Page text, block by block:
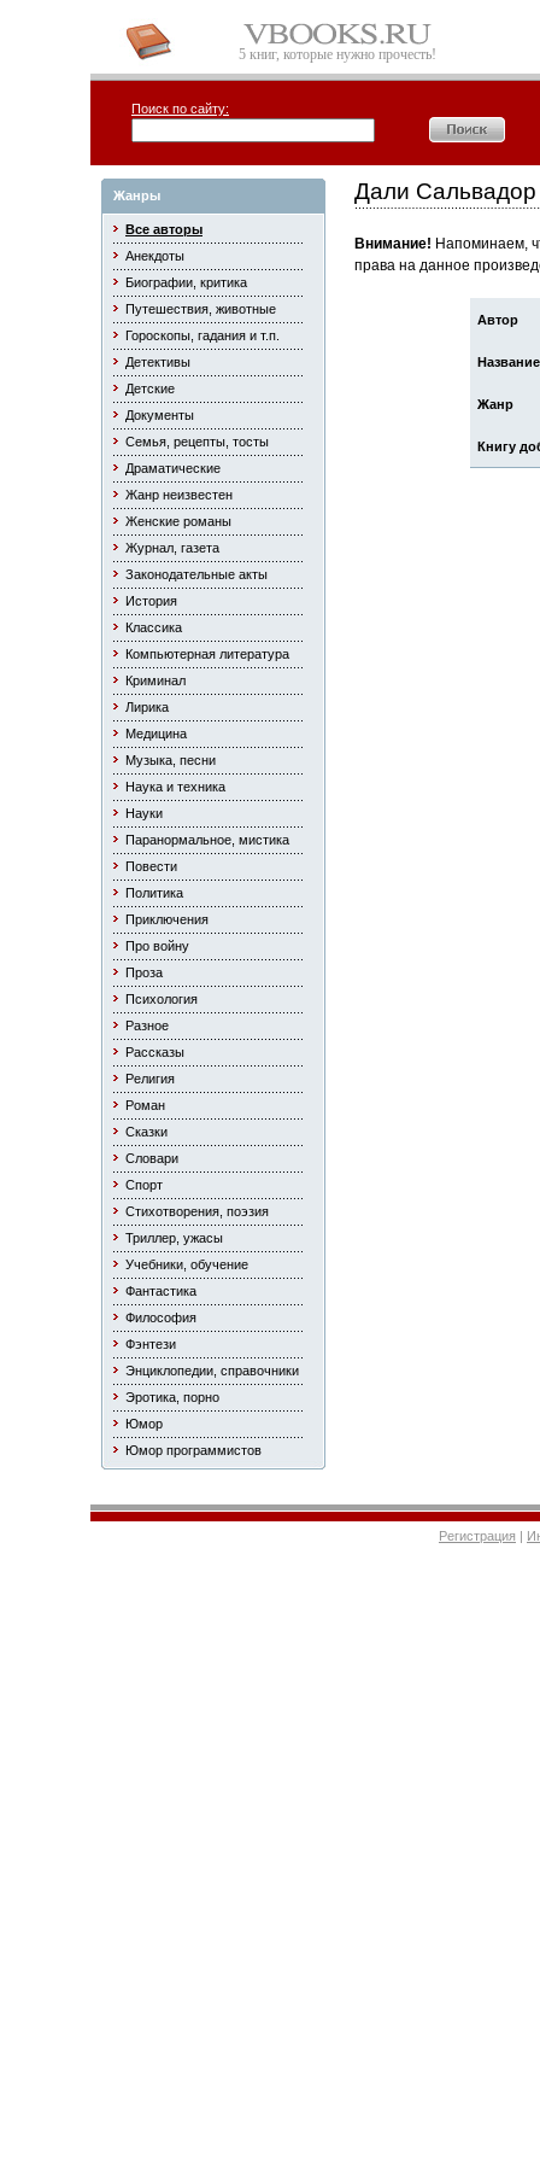
5 книг, которые нужно прочесть!
Поиск по сайту:
Жанры
Все авторы
Анекдоты
Биографии, критика
Путешествия, животные
Гороскопы, гадания и т.п.
Детективы
Детские
Документы
Семья, рецепты, тосты
Драматические
Жанр неизвестен
Женские романы
Журнал, газета
Законодательные акты
История
Классика
Компьютерная литература
Криминал
Лирика
Медицина
Музыка, песни
Наука и техника
Науки
Паранормальное, мистика
Повести
Политика
Приключения
Про войну
Проза
Психология
Разное
Рассказы
Религия
Роман
Сказки
Словари
Спорт
Стихотворения, поэзия
Триллер, ужасы
Учебники, обучение
Фантастика
Философия
Фэнтези
Энциклопедии, справочники
Эротика, порно
Юмор
Юмор программистов
Дали
Внимание! Напоминаем,
права на данное
Автор
Название
Жанр
Книгу
Регистрация |